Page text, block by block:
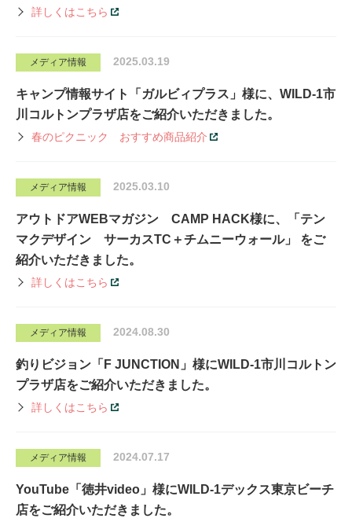
詳しくはこちら
メディア情報 2025.03.19
キャンプ情報サイト「ガルビィプラス」様に、WILD-1市
川コルトンプラザ店をご紹介いただきました。
春のピクニック おすすめ商品紹介
メディア情報 2025.03.10
アウトドアWEBマガジン CAMP HACK様に、「テン
マクデザイン サーカスTC＋チムニーウォール」 をご
紹介いただきました。
詳しくはこちら
メディア情報 2024.08.30
釣りビジョン「F JUNCTION」様にWILD-1市川コルトン
プラザ店をご紹介いただきました。
詳しくはこちら
メディア情報 2024.07.17
YouTube「徳井video」様にWILD-1デックス東京ビーチ
店をご紹介いただきました。